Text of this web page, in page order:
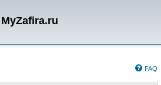
MyZafira.ru
FAQ